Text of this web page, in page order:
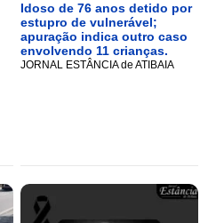
Idoso de 76 anos detido por
estupro de vulnerável;
apuração indica outro caso
envolvendo 11 crianças.
JORNAL ESTÂNCIA de ATIBAIA